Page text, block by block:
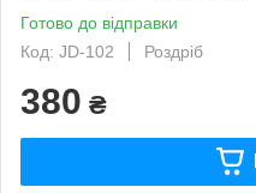
Готово до відправки
Код: JD-102
Роздріб
380 ₴